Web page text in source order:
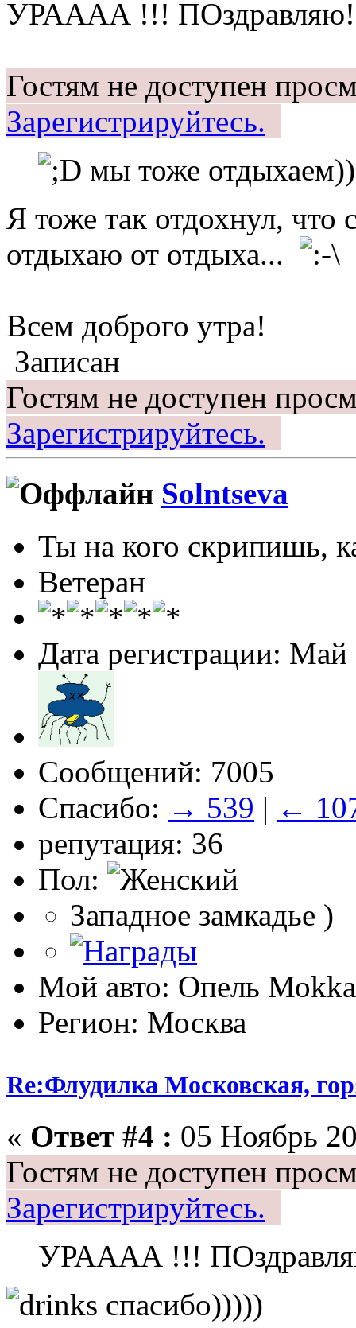
УРАААА !!!
Гостям не доступен
Зарегистрируйтесь.
мы тоже
Я тоже так отдохнул, что
отдыхаю от отдыха...
Всем доброго утра!
Записан
Гостям не доступен
Зарегистрируйтесь.
Solntseva
Ты на кого скрипишь,
Ветеран
Дата регистрации: Май
Сообщений: 7005
Спасибо: → 539 | ←
репутация: 36
Пол:
Западное замкадье )
Мой авто: Опель
Регион: Москва
Re:Флудилка Московская,
« Ответ #4 : 05 Ноябрь
Гостям не доступен
Зарегистрируйтесь.
УРАААА !!!
спасибо)))))